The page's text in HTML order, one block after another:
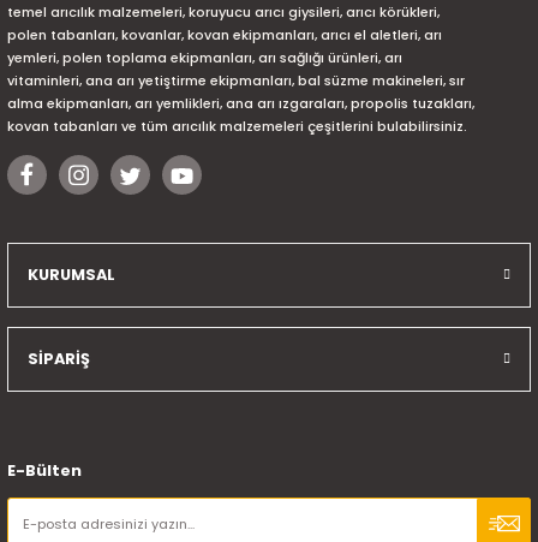
temel arıcılık malzemeleri, koruyucu arıcı giysileri, arıcı körükleri,
polen tabanları, kovanlar, kovan ekipmanları, arıcı el aletleri, arı
yemleri, polen toplama ekipmanları, arı sağlığı ürünleri, arı
vitaminleri, ana arı yetiştirme ekipmanları, bal süzme makineleri, sır
alma ekipmanları, arı yemlikleri, ana arı ızgaraları, propolis tuzakları,
kovan tabanları ve tüm arıcılık malzemeleri çeşitlerini bulabilirsiniz.
KURUMSAL
SİPARİŞ
E-Bülten